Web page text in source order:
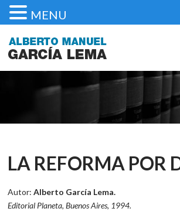
LA REFORMA POR
Autor:Alberto García Lema.
Editorial Planeta, Buenos Aires, 1994.
MENU